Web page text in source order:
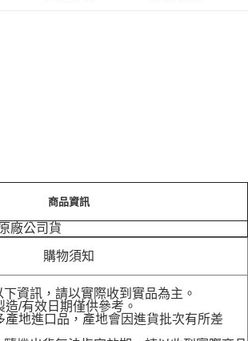
商品資訊
廠公司貨
購物須知
資訊，請以實際收到實品為主。
/有效日期僅供參考。
地進口品，產地會因進貨批次有所差